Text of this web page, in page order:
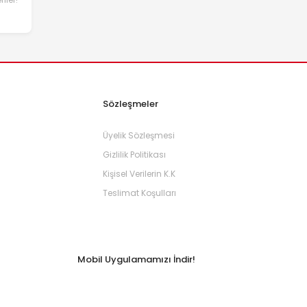
Sözleşmeler
Üyelik Sözleşmesi
Gizlilik Politikası
Kişisel Verilerin K.K
Teslimat Koşulları
Mobil Uygulamamızı İndir!